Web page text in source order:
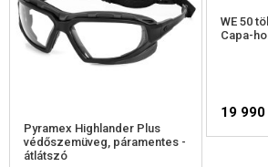
Grafitszürke kivitelben
Valósághű kivitel
Nagyon erős visszacsapás - a tolócső
A Hop-Up eszköz jó szabályozása a kerékkel
Dupla biztonság
Teljesen állítható irányzék
Menet a lengéscsillapító adapterhez
Pyramex Highlander Plus
védőszemüveg, páramentes -
átlátszó
WE 50
Capa-
19 990